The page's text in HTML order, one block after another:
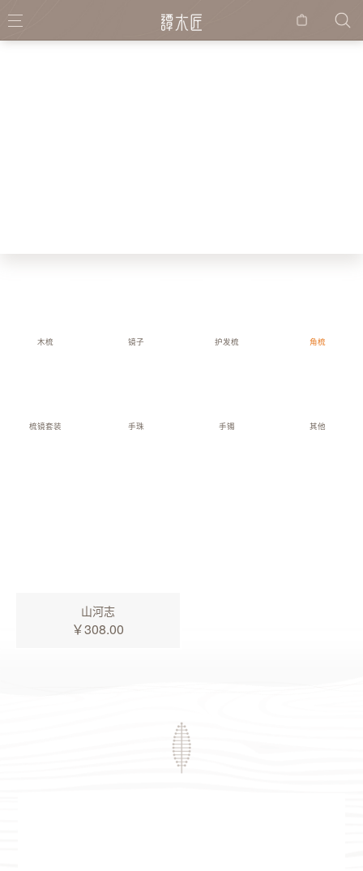
购物
木梳 镜子 护发梳 角梳
梳镜套装 手珠 手镯 其他
山河志
￥308.00